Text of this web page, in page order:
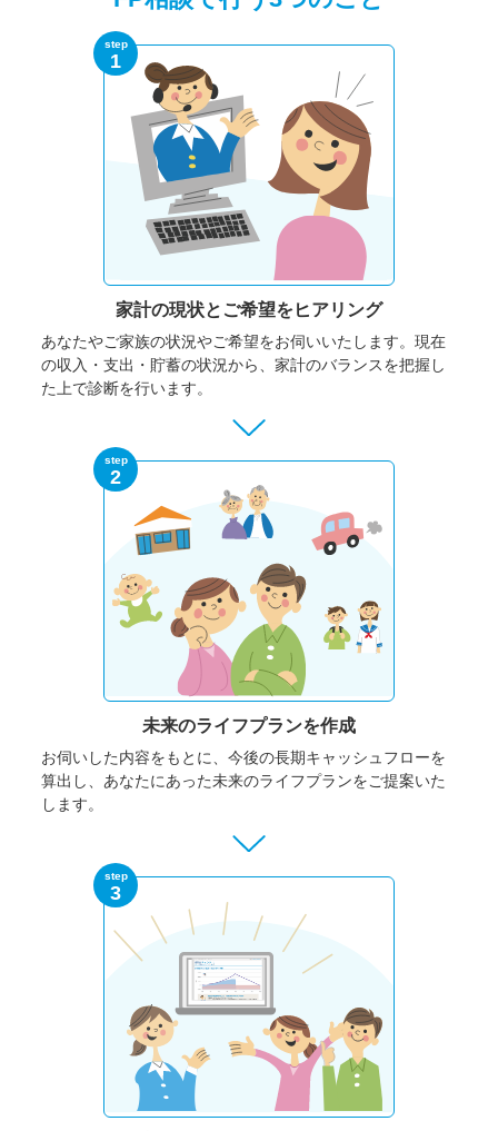
step
1
家計の現状と ご希望をヒアリング
あなたやご家族の状況やご希望をお伺いいたします。 現在
の収入・支出・貯蓄の状況から、家計のバランスを把握し
た上で診断を行います。
step
2
未来のライフプランを作成
お伺いした内容をもとに、今後の長期キャッシュフローを
算出し、あなたにあった未来のライフプランをご提案いた
します。
step
3